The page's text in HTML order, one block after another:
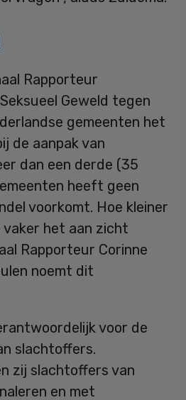
Rapporteur
Geweld tegen
gemeenten het
de aanpak van
dan een derde (35
heeft geen
voorkomt. Hoe kleiner
vaker het aan zicht
Rapporteur Corinne
noemt dit
voor de
slachtoffers.
zij slachtoffers van
en met